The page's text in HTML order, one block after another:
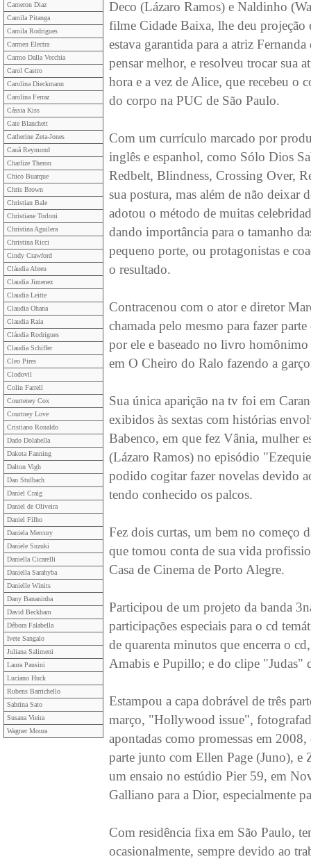
Cameron Diaz
Camila Pitanga
Camila Rodrigues
Carmen Electra
Carmo Dalla Vecchia
Carol Castro
Carolina Dieckmann
Carolina Ferraz
Cássia Kiss
Cate Blanchett
Catherine Zeta-Jones
Cauã Reymond
Charlize Theron
Chico Buarque
Chris Brown
Christian Bale
Christiane Torloni
Christina Aguilera
Christina Ricci
Cindy Crawford
Cláudia Abreu
Claudia Jimenez
Claudia Leitte
Claudia Ohana
Claudia Raia
Cláudia Rodrigues
Claudia Schiffer
Cleo Pires
Clodovil
Colin Farrell
Courteney Cox
Courtney Love
Cristiano Ronaldo
Dado Dolabella
Dakota Fanning
Dalton Vigh
Dan Stulbach
Daniel Craig
Daniel de Oliveira
Daniel Filho
Daniela Mercury
Daniele Suzuki
Daniella Cicarelli
Daniella Sarahyba
Danielle Winits
Dany Bananinha
David Beckham
Débora Falabella
Ivete Sangalo
Juliana Salimeni
Laura Pausini
Luciano Huck
Rubens Barrichello
Sabrina Sato
Susana Vieira
Wagner Moura
Deco (Lázaro Ramos) e Naldinho
filme Cidade Baixa, lhe deu projeção
estava garantida para a atriz
pensar melhor, e resolveu trocar sua
hora e a vez de Alice, que recebeu o
do corpo na PUC de São Paulo.
Com um currículo marcado por
inglês e espanhol, como Sólo Dios
Redbelt, Blindness, Crossing Over,
sua postura, mas além de não deixar
adotou o método de muitas
dando importância para o tamanho
pequeno porte, ou protagonistas e
o resultado.
Contracenou com o ator e diretor
chamada pelo mesmo para fazer
por ele e baseado no livro
em O Cheiro do Ralo fazendo a
Sua única aparição na tv foi em
exibidos às sextas com histórias
Babenco, em que fez Vânia, mulher
(Lázaro Ramos) no episódio
podido cogitar fazer novelas devido
tendo conhecido os palcos.
Fez dois curtas, um bem no começo
que tomou conta de sua vida
Casa de Cinema de Porto Alegre.
Participou de um projeto da banda
participações especiais para o cd
de quarenta minutos que encerra o
Amabis e Pupillo; e do clipe "Judas"
Estampou a capa dobrável de três
março, "Hollywood issue",
apontadas como promessas em
parte junto com Ellen Page (Juno), e
um ensaio no estúdio Pier 59, em
Galliano para a Dior, especialmente
Com residência fixa em São Paulo,
ocasionalmente, sempre devido ao